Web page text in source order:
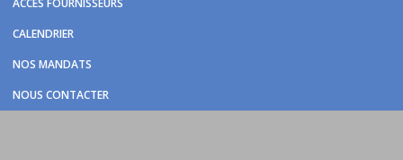
ACCÈS FOURNISSEURS
CALENDRIER
NOS MANDATS
NOUS CONTACTER